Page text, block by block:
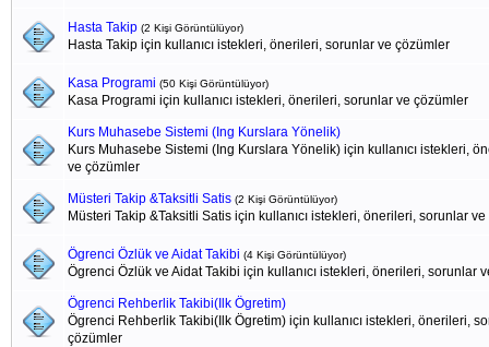
Hasta Takip (2 Kişi Görüntülüyor)
Hasta Takip için kullanıcı istekleri, önerileri, sorunlar ve çözümler
Kasa Programi (50 Kişi Görüntülüyor)
Kasa Programi için kullanıcı istekleri, önerileri, sorunlar ve çözümler
Kurs Muhasebe Sistemi (Ing Kurslara Yönelik)
Kurs Muhasebe Sistemi (Ing Kurslara Yönelik) için kullanıcı istekleri,
ve çözümler
Müsteri Takip &Taksitli Satis (2 Kişi Görüntülüyor)
Müsteri Takip &Taksitli Satis için kullanıcı istekleri, önerileri, sorunlar
Ögrenci Özlük ve Aidat Takibi (4 Kişi Görüntülüyor)
Ögrenci Özlük ve Aidat Takibi için kullanıcı istekleri, önerileri, sorunlar
Ögrenci Rehberlik Takibi(Ilk Ögretim)
Ögrenci Rehberlik Takibi(Ilk Ögretim) için kullanıcı istekleri, önerileri,
çözümler